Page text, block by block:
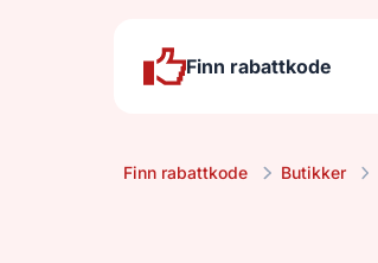
Finn rabattkode
Finn rabattkode Butikker